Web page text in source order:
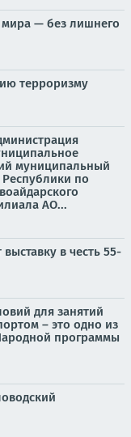
— без лишнего
терроризму
муниципальный
по
АО...
в честь 55-
для занятий
– это одно из
программы